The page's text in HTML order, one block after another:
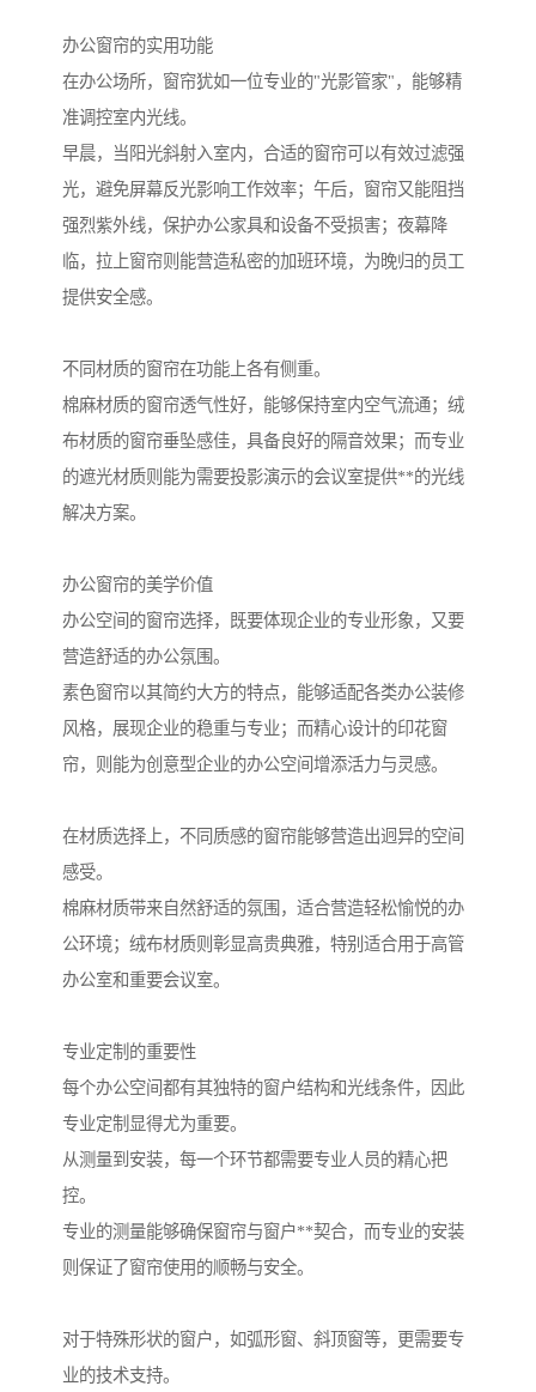
办公窗帘的实用功能
在办公场所，窗帘犹如一位专业的"光影管家"，能够精
准调控室内光线。
早晨，当阳光斜射入室内，合适的窗帘可以有效过滤强
光，避免屏幕反光影响工作效率；午后，窗帘又能阻挡
强烈紫外线，保护办公家具和设备不受损害；夜幕降
临，拉上窗帘则能营造私密的加班环境，为晚归的员工
提供安全感。
不同材质的窗帘在功能上各有侧重。
棉麻材质的窗帘透气性好，能够保持室内空气流通；绒
布材质的窗帘垂坠感佳，具备良好的隔音效果；而专业
的遮光材质则能为需要投影演示的会议室提供**的光线
解决方案。
办公窗帘的美学价值
办公空间的窗帘选择，既要体现企业的专业形象，又要
营造舒适的办公氛围。
素色窗帘以其简约大方的特点，能够适配各类办公装修
风格，展现企业的稳重与专业；而精心设计的印花窗
帘，则能为创意型企业的办公空间增添活力与灵感。
在材质选择上，不同质感的窗帘能够营造出迥异的空间
感受。
棉麻材质带来自然舒适的氛围，适合营造轻松愉悦的办
公环境；绒布材质则彰显高贵典雅，特别适合用于高管
办公室和重要会议室。
专业定制的重要性
每个办公空间都有其独特的窗户结构和光线条件，因此
专业定制显得尤为重要。
从测量到安装，每一个环节都需要专业人员的精心把
控。
专业的测量能够确保窗帘与窗户**契合，而专业的安装
则保证了窗帘使用的顺畅与安全。
对于特殊形状的窗户，如弧形窗、斜顶窗等，更需要专
业的技术支持。